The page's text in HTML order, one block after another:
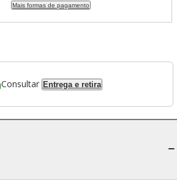
Mais formas de pagamento
Consultar Entrega e retira